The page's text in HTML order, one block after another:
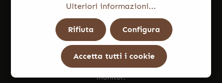
* Tutti i prezzi sono comprensivi di IVA più
spese di spedizione
ed eventuali spese di consegna, se non
diversamente indicato.
Le foto dei prodotti potrebbero presentare lievi differenze
di colore rispetto all’articolo reale, dovute a illuminazione e
monitor.
Ulteriori informazioni...
Rifiuta Configura
Accetta tutti i cookie